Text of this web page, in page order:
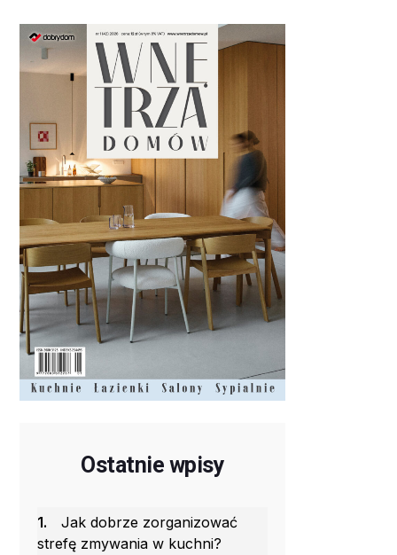
Ostatnie wpisy
1.
Jak dobrze zorganizować
strefę zmywania w kuchni?